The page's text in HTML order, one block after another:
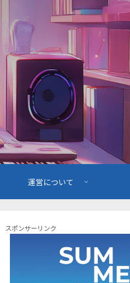
運営について
スポンサーリンク